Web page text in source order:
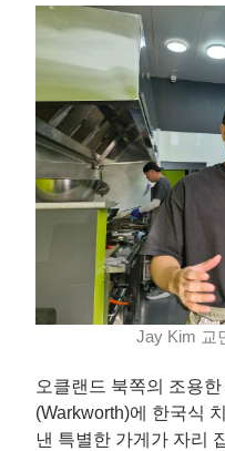
Jay Kim 교
오클랜드 북쪽의 조용
(Warkworth)에 한국식
낸 특별한 가게가 자리